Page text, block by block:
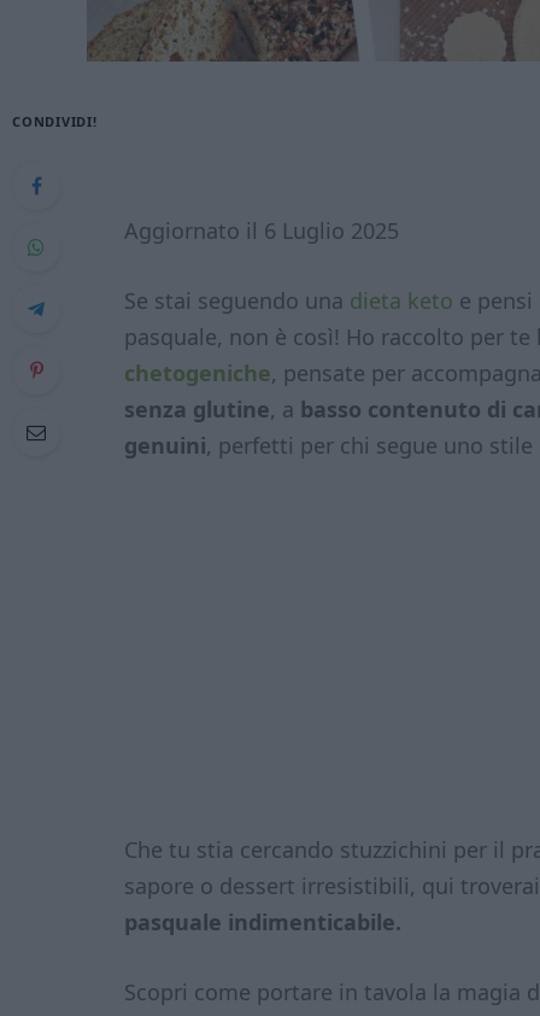
CONDIVIDI!
Aggiornato il 6 Luglio 2025
Se stai seguendo una dieta keto e
pasquale, non è così! Ho raccolto per
chetogeniche, pensate per
senza glutine, a basso contenuto di
genuini, perfetti per chi segue uno
Che tu stia cercando stuzzichini per il
sapore o dessert irresistibili, qui
pasquale indimenticabile.
Scopri come portare in tavola la magia